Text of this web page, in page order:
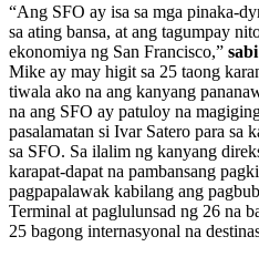
“Ang SFO ay isa sa mga pinaka-
sa ating bansa, at ang tagumpay
ekonomiya ng San Francisco,”
Mike ay may higit sa 25 taong
tiwala ako na ang kanyang
na ang SFO ay patuloy na
pasalamatan si Ivar Satero para sa
sa SFO. Sa ilalim ng kanyang
karapat-dapat na pambansang
pagpapalawak kabilang ang
Terminal at paglulunsad ng 26 na
25 bagong internasyonal na